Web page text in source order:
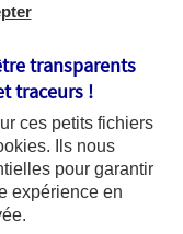
avez la
transparents
traceurs !
ces petits fichiers
. Ils nous
pour garantir
expérience en